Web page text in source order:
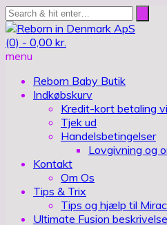
(0) - 0,00 kr.
menu
Reborn Baby Butik
Indkøbskurv
Kredit-kort betaling
Tjek ud
Handelsbetingelser
Lovgivning og
Kontakt
Om Os
Tips & Trix
Tips og hjælp til
Ultimate Fusion beskrivelse